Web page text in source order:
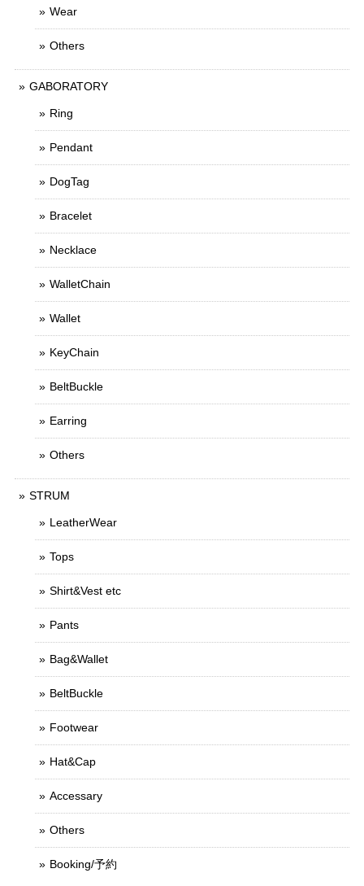
Wear
Others
GABORATORY
Ring
Pendant
DogTag
Bracelet
Necklace
WalletChain
Wallet
KeyChain
BeltBuckle
Earring
Others
STRUM
LeatherWear
Tops
Shirt&Vest etc
Pants
Bag&Wallet
BeltBuckle
Footwear
Hat&Cap
Accessary
Others
Booking/予約